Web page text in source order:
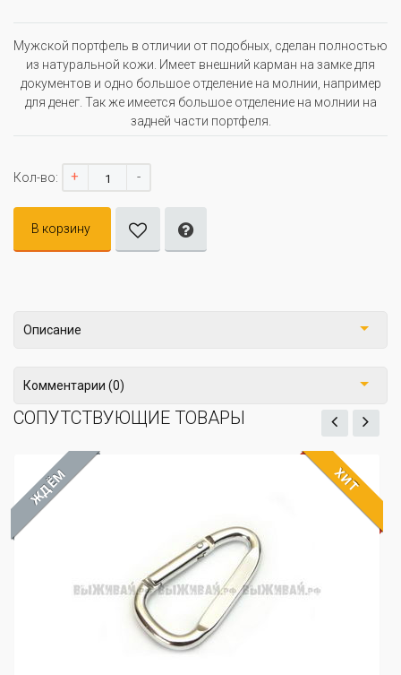
Мужской портфель в отличии от подобных, сделан полностью
из натуральной кожи. Имеет внешний карман на замке для
документов и одно большое отделение на молнии, например
для денег. Так же имеется большое отделение на молнии на
задней части портфеля.
Кол-во: + -
В корзину
Описание
Комментарии (0)
СОПУТСТВУЮЩИЕ ТОВАРЫ
ХИТ